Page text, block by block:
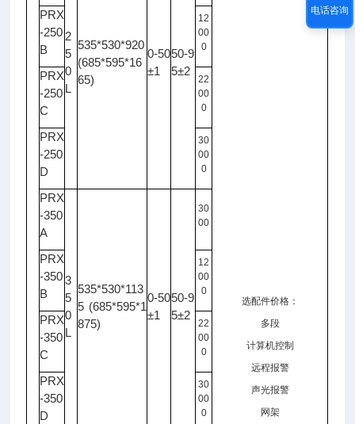
选配件价格：
多段
计算机控制
远程报警
声光报警
网架
2
5
0
L
535*530*920
(685*595*16
65)
0-50
±1
50-9
5±2
PRX
-250
B
12
00
0
PRX
-250
C
22
00
0
PRX
-250
D
30
00
0
PRX
-350
A
3
5
0
L
535*530*113
5 (685*595*1
875)
0-50
±1
50-9
5±2
30
00
PRX
-350
B
12
00
0
PRX
-350
C
22
00
0
PRX
-350
D
30
00
0
电话咨询